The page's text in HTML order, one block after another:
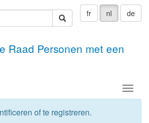
fr nl de
zoeken
Raad Personen met een
Menu
of te registreren.